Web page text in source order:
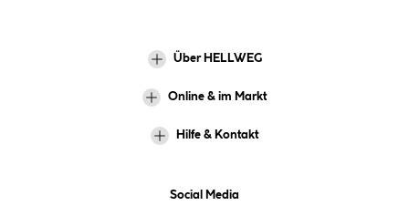
Über HELLWEG
Online & im Markt
Hilfe & Kontakt
Social Media